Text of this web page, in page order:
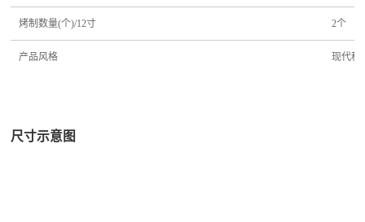
烤制数量(个)/12寸 2个
产品风格 现代科
尺寸示意图